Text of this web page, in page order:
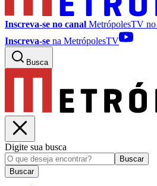
Inscreva-se no canal MetrópolesTV no
Inscreva-se na MetrópolesTV
Busca
Digite sua busca
Buscar
Buscar